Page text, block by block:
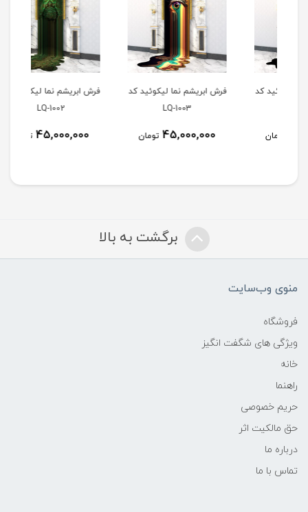
فرش ابریشم نما لیکوئید کد
45,000,000 تومان
فرش ابریشم نما لیکوئید کد
45,000,000 تومان
برگشت به بالا
منوی وب‌سایت
فروشگاه
ویژگی های شگفت انگیز
خانه
راهنما
حریم خصوصی
حق مالکیت اثر
درباره ما
تماس با ما